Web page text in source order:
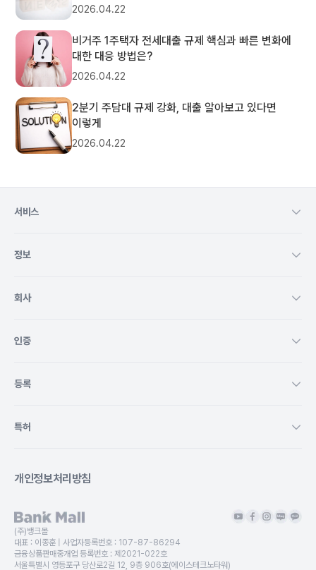
2026.04.22
비거주 1주택자 전세대출 규제 핵심과 빠른 변화에
대한 대응 방법은?
2026.04.22
2분기 주담대 규제 강화, 대출 알아보고 있다면
이렇게
2026.04.22
서비스
정보
회사
인증
등록
특허
개인정보처리방침
(주)뱅크몰
대표 : 이종훈 | 사업자등록번호 : 107-87-86294
금융상품판매중개업 등록번호 : 제2021-022호
서울특별시 영등포구 당산로2길 12, 9층 906호(에이스테크노타워)